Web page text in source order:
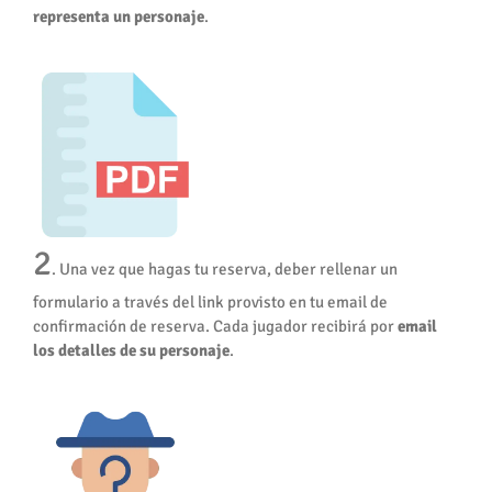
representa un personaje.
2. Una vez que hagas tu reserva, deber rellenar un
formulario a través del link provisto en tu email de
confirmación de reserva. Cada jugador recibirá poremail
los detalles de su personaje.